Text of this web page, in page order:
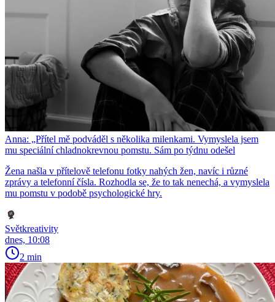
Anna: „Přítel mě podváděl s několika milenkami. Vymyslela jsem
mu speciální chladnokrevnou pomstu. Sám po týdnu odešel
Žena našla v přítelově telefonu fotky nahých žen, navíc i různé
zprávy a telefonní čísla. Rozhodla se, že to tak nenechá, a vymyslela
mu pomstu v podobě psychologické hry.
Světkreativity
dnes, 10:08
2 min